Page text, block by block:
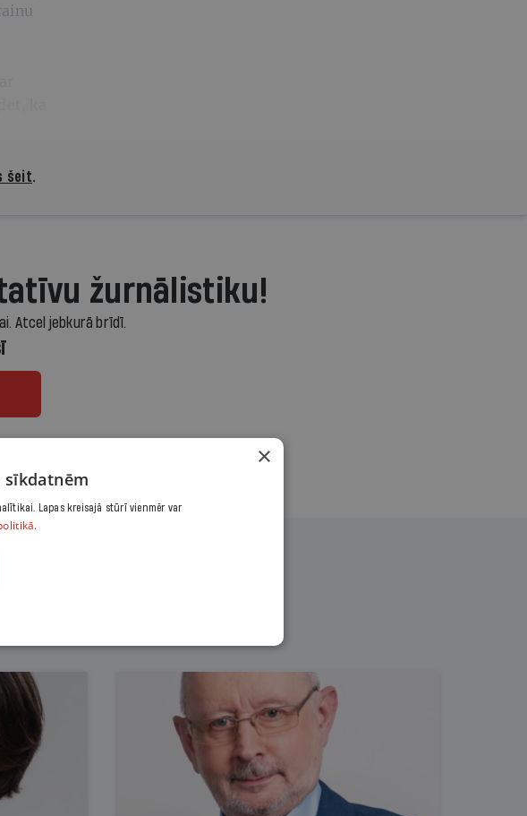
šeit.
žurnālistiku!
Atcel jebkurā brīdī.
×
Lapas kreisajā stūrī vienmēr var